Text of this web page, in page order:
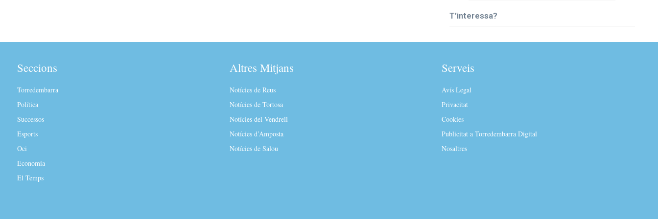
T’interessa?
Seccions
Torredembarra
Política
Successos
Esports
Oci
Economia
El Temps
Altres Mitjans
Notícies de Reus
Notícies de Tortosa
Notícies del Vendrell
Notícies d’Amposta
Notícies de Salou
Serveis
Avís Legal
Privacitat
Cookies
Publicitat a Torredembarra Digital
Nosaltres